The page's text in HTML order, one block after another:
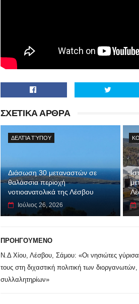
ΣΧΕΤΙΚΑ ΑΡΘΡΑ
ΔΕΛΤΊΑ ΤΎΠΟΥ
Διάσωση 30 μεταναστών σε
θαλάσσια περιοχή
νοτιοανατολικά της Λέσβου
Ιούλιος 26, 2026
ΠΡΟΗΓΟΥΜΕΝΟ
Ν.Δ Χίου, Λέσβου, Σάμου: «Οι νησιώτες
τους στη διχαστική πολιτική των
συλλαλητηρίων»